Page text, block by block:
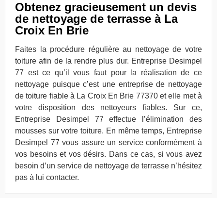
Obtenez gracieusement un devis
de nettoyage de terrasse à La
Croix En Brie
Faites la procédure régulière au nettoyage de votre
toiture afin de la rendre plus dur. Entreprise Desimpel
77 est ce qu’il vous faut pour la réalisation de ce
nettoyage puisque c’est une entreprise de nettoyage
de toiture fiable à La Croix En Brie 77370 et elle met à
votre disposition des nettoyeurs fiables. Sur ce,
Entreprise Desimpel 77 effectue l’élimination des
mousses sur votre toiture. En même temps, Entreprise
Desimpel 77 vous assure un service conformément à
vos besoins et vos désirs. Dans ce cas, si vous avez
besoin d’un service de nettoyage de terrasse n’hésitez
pas à lui contacter.